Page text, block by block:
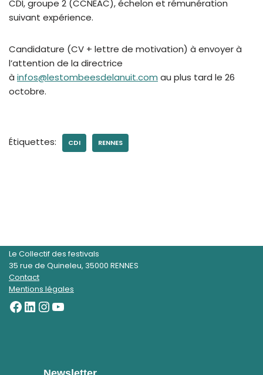
CDI, groupe 2 (CCNEAC), échelon et rémunération
suivant expérience.
Candidature (CV + lettre de motivation) à envoyer à
l’attention de la directrice
à infos@lestombeesdelanuit.com au plus tard le 26
octobre.
Étiquettes: CDI RENNES
Le Collectif des festivals
35 rue de Quineleu, 35000 RENNES
Contact
Mentions légales